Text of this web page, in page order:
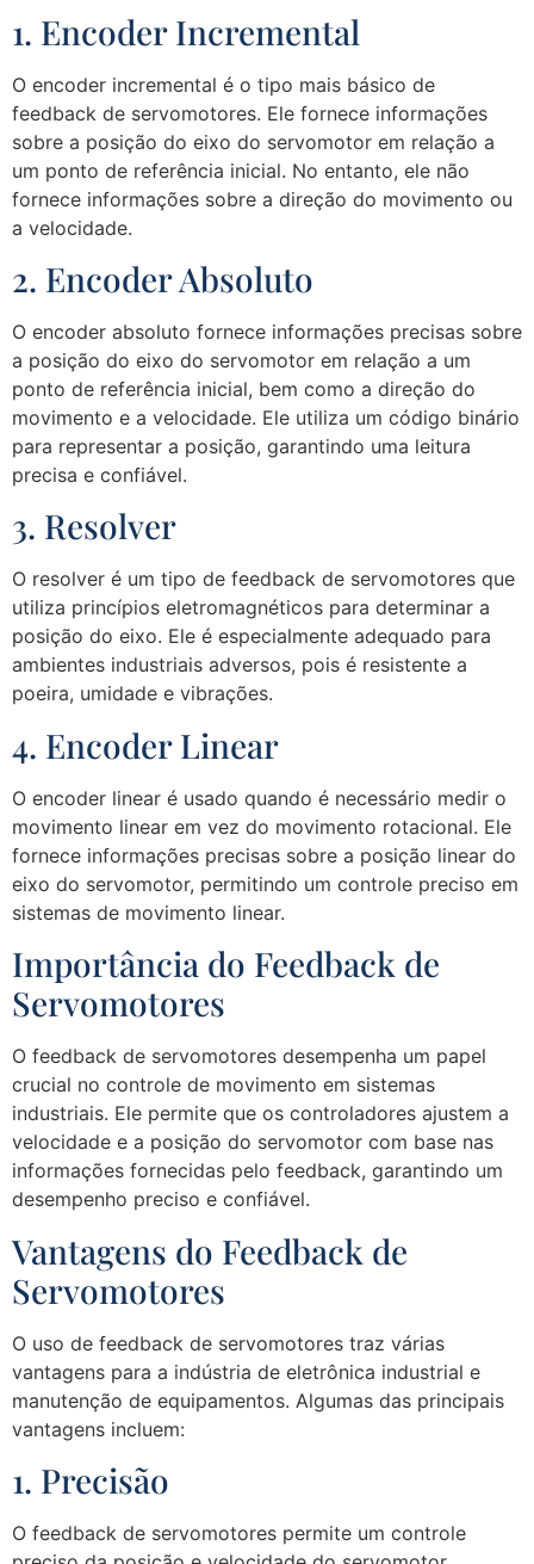
1. Encoder Incremental
O encoder incremental é o tipo mais básico de
feedback de servomotores. Ele fornece informações
sobre a posição do eixo do servomotor em relação a
um ponto de referência inicial. No entanto, ele não
fornece informações sobre a direção do movimento ou
a velocidade.
2. Encoder Absoluto
O encoder absoluto fornece informações precisas sobre
a posição do eixo do servomotor em relação a um
ponto de referência inicial, bem como a direção do
movimento e a velocidade. Ele utiliza um código binário
para representar a posição, garantindo uma leitura
precisa e confiável.
3. Resolver
O resolver é um tipo de feedback de servomotores que
utiliza princípios eletromagnéticos para determinar a
posição do eixo. Ele é especialmente adequado para
ambientes industriais adversos, pois é resistente a
poeira, umidade e vibrações.
4. Encoder Linear
O encoder linear é usado quando é necessário medir o
movimento linear em vez do movimento rotacional. Ele
fornece informações precisas sobre a posição linear do
eixo do servomotor, permitindo um controle preciso em
sistemas de movimento linear.
Importância do Feedback de
Servomotores
O feedback de servomotores desempenha um papel
crucial no controle de movimento em sistemas
industriais. Ele permite que os controladores ajustem a
velocidade e a posição do servomotor com base nas
informações fornecidas pelo feedback, garantindo um
desempenho preciso e confiável.
Vantagens do Feedback de
Servomotores
O uso de feedback de servomotores traz várias
vantagens para a indústria de eletrônica industrial e
manutenção de equipamentos. Algumas das principais
vantagens incluem:
1. Precisão
O feedback de servomotores permite um controle